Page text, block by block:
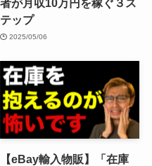
者が月収10万円を稼ぐ３ス
テップ
2025/05/06
【eBay輸入物販】「在庫